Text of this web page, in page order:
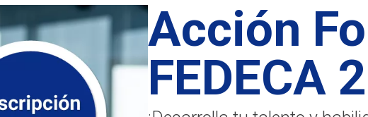
Acción
FEDECA